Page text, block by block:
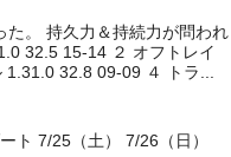
た。 持久力＆持続力が問われ
32.5 15-14 ２ オフトレイ
32.8 09-09 ４ トラ...
ト 7/25（土） 7/26（日）